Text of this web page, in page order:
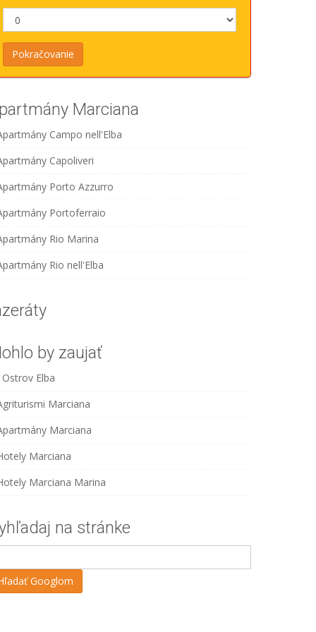
Marciana
Campo nell'Elba
Capoliveri
Porto Azzurro
Portoferraio
Rio Marina
Rio nell'Elba
by zaujať
Ostrov Elba
Marciana
Marciana
Marciana
Marciana Marina
na stránke